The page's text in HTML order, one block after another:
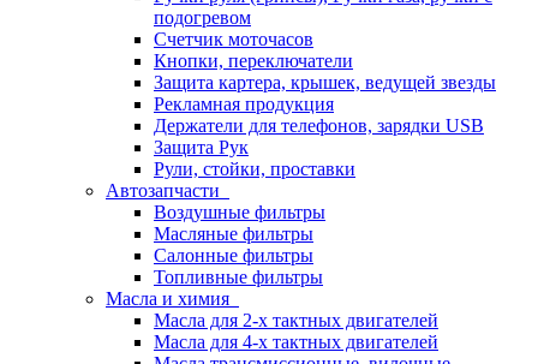
подогревом
Счетчик моточасов
Кнопки, переключатели
Защита картера, крышек, ведущей звезды
Рекламная продукция
Держатели для телефонов, зарядки USB
Защита Рук
Рули, стойки, проставки
Автозапчасти
Воздушные фильтры
Масляные фильтры
Салонные фильтры
Топливные фильтры
Масла и химия
Масла для 2-х тактных двигателей
Масла для 4-х тактных двигателей